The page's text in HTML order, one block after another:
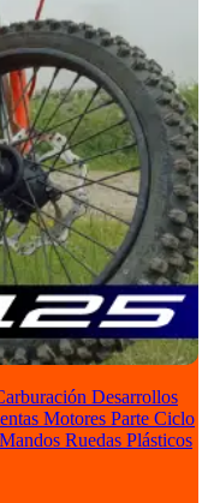
Desarrollos
Motores Parte Ciclo
Mandos Ruedas Plásticos